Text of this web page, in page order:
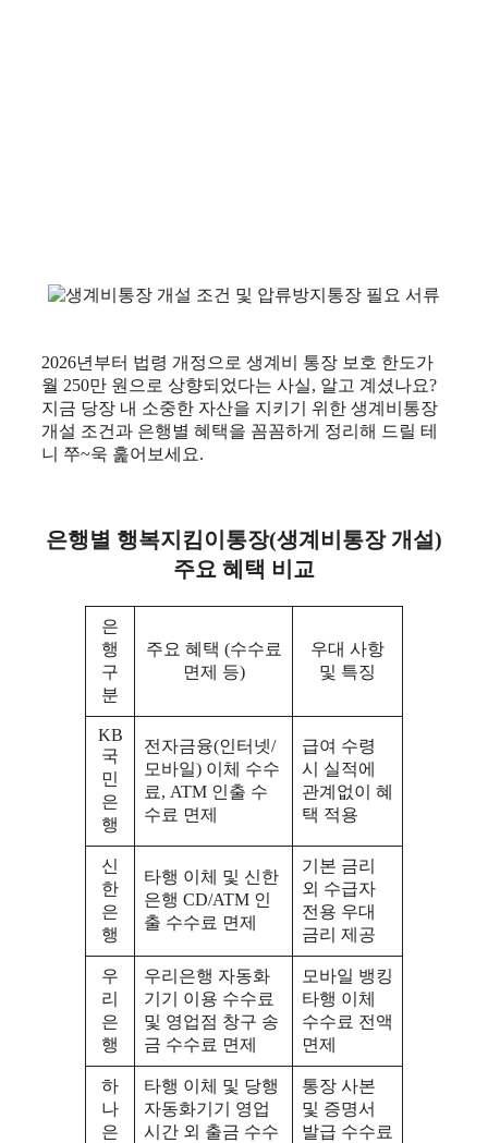
2026년부터 법령 개정으로 생계비 통장 보호 한도가
월 250만 원으로 상향되었다는 사실, 알고 계셨나요?
지금 당장 내 소중한 자산을 지키기 위한 생계비통장
개설 조건과 은행별 혜택을 꼼꼼하게 정리해 드릴 테
니 쭈~욱 훑어보세요.
은행별 행복지킴이통장(생계비통장 개설)
주요 혜택 비교
은
행
구
분
주요 혜택 (수수료
면제 등)
우대 사항
및 특징
KB
국
민
은
행
전자금융(인터넷/
모바일) 이체 수수
료, ATM 인출 수
수료 면제
급여 수령
시 실적에
관계없이 혜
택 적용
신
한
은
행
타행 이체 및 신한
은행 CD/ATM 인
출 수수료 면제
기본 금리
외 수급자
전용 우대
금리 제공
우
리
은
행
우리은행 자동화
기기 이용 수수료
및 영업점 창구 송
금 수수료 면제
모바일 뱅킹
타행 이체
수수료 전액
면제
하
나
은
타행 이체 및 당행
자동화기기 영업
시간 외 출금 수수
통장 사본
및 증명서
발급 수수료